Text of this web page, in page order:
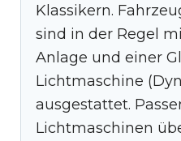
Klassikern.
sind in der Regel
Anlage und einer
Lichtmaschine
ausgestattet.
Lichtmaschinen